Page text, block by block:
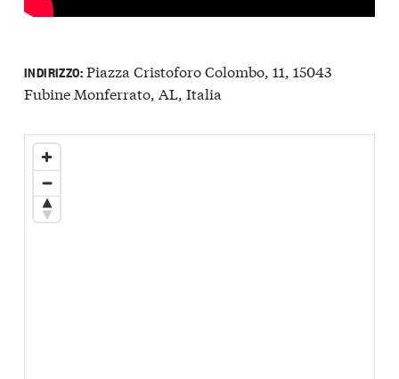
INDIRIZZO:Piazza Cristoforo Colombo, 11, 15043
Fubine Monferrato, AL, Italia